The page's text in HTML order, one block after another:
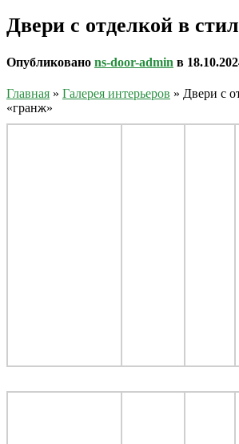
Двери с отделкой в
Опубликовано ns-door-admin в
Главная » Галерея интерьеров » Двери с
«гранж»